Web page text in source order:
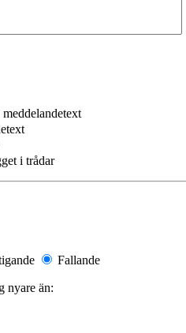
i trådar
Fallande
nyare än: